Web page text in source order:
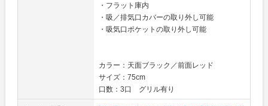
・フラット庫内
・吸／排気口カバーの取り外し可能
・吸気口ポケットの取り外し可能
カラー：天面ブラック／前面レッド
サイズ：75cm
口数：3口 グリル有り